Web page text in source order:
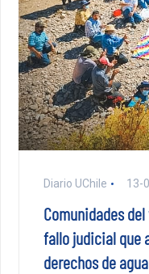
Diario UChile 13-
Comunidades
fallo judicial que
derechos de